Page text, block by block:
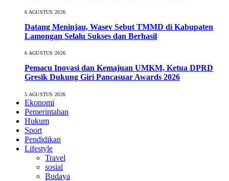
6 AGUSTUS 2026
Datang Meninjau, Wasev Sebut TMMD di Kabupaten
Lamongan Selalu Sukses dan Berhasil
6 AGUSTUS 2026
Pemacu Inovasi dan Kemajuan UMKM, Ketua DPRD
Gresik Dukung Giri Pancasuar Awards 2026
5 AGUSTUS 2026
Ekonomi
Pemerintahan
Hukum
Sport
Pendidikan
Lifestyle
Travel
sosial
Budaya